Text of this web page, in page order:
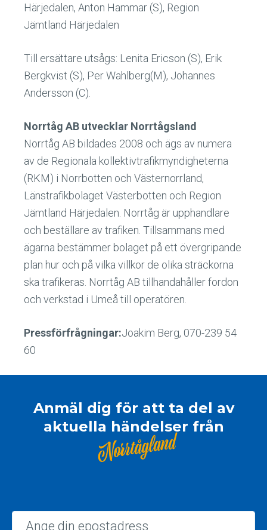
Härjedalen, Anton Hammar (S), Region
Jämtland Härjedalen
Till ersättare utsågs: Lenita Ericson (S), Erik
Bergkvist (S), Per Wahlberg(M), Johannes
Andersson (C).
Norrtåg AB utvecklar Norrtågsland
Norrtåg AB bildades 2008 och ägs av numera
av de Regionala kollektivtrafikmyndigheterna
(RKM) i Norrbotten och Västernorrland,
Länstrafikbolaget Västerbotten och Region
Jämtland Härjedalen. Norrtåg är upphandlare
och beställare av trafiken. Tillsammans med
ägarna bestämmer bolaget på ett övergripande
plan hur och på vilka villkor de olika sträckorna
ska trafikeras. Norrtåg AB tillhandahåller fordon
och verkstad i Umeå till operatören.
Pressförfrågningar:Joakim Berg, 070-239 54
60
Anmäl dig för att ta del av
aktuella händelser från
Norrtågland